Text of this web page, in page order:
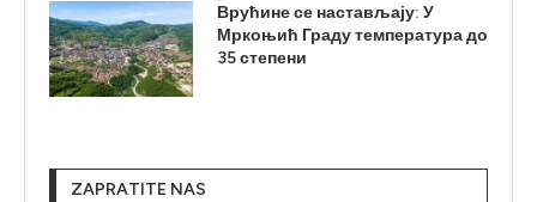
Врућине се настављају: У
Мркоњић Граду температура до
35 степени
ZAPRATITE NAS